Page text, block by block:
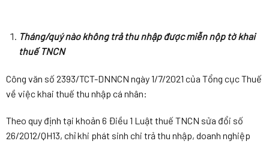
Tháng/quý nào không trả thu nhập được miễn nộp tờ khai
thuế TNCN
Công văn số 2393/TCT-DNNCN ngày 1/7/2021 của Tổng cục Thuế
về việc khai thuế thu nhập cá nhân:
Theo quy định tại khoản 6 Điều 1 Luật thuế TNCN sửa đổi số
26/2012/QH13, chỉ khi phát sinh chi trả thu nhập, doanh nghiệp